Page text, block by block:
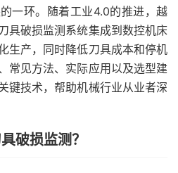
一环。随着工业4.0的推进，越
具破损监测系统集成到数控机床
生产，同时降低刀具成本和停机
常见方法、实际应用以及选型建
键技术，帮助机械行业从业者深
破损监测？